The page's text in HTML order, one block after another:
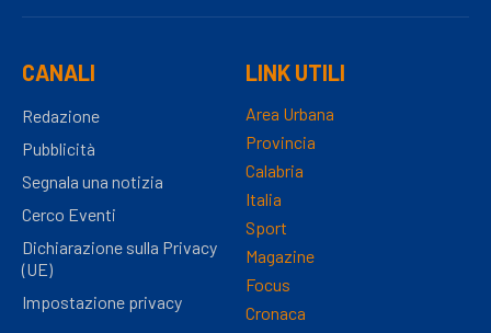
CANALI
Redazione
Pubblicità
Segnala una notizia
Cerco Eventi
Dichiarazione sulla Privacy
(UE)
Impostazione privacy
LINK UTILI
Area Urbana
Provincia
Calabria
Italia
Sport
Magazine
Focus
Cronaca